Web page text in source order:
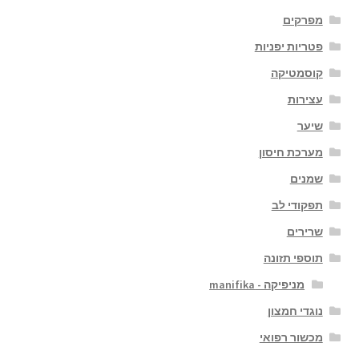
מפרקים
פטריות יפניות
קוסמטיקה
עצירות
שיער
מערכת חיסון
שמנים
תפקודי לב
שרירים
תוספי תזונה
מניפיקה - manifika
נוגדי חמצון
מכשור רפואי